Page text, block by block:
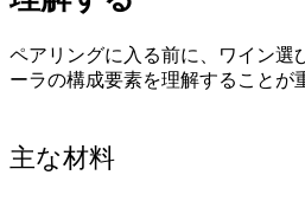
ペアリングに入る前に、ワイン選
ーラの構成要素を理解することが
主な材料